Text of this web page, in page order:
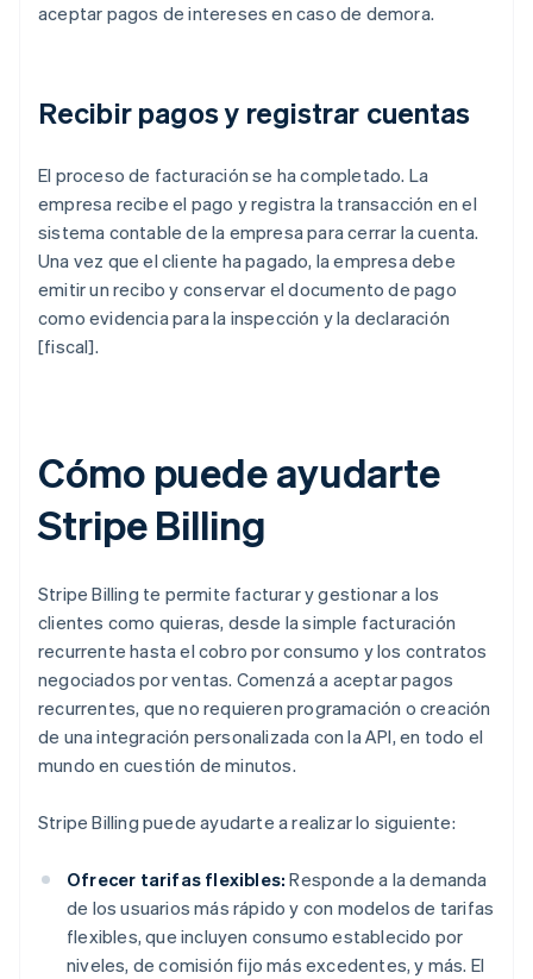
aceptar pagos de intereses en caso de demora.
Recibir pagos y registrar cuentas
El proceso de facturación se ha completado. La
empresa recibe el pago y registra la transacción en el
sistema contable de la empresa para cerrar la cuenta.
Una vez que el cliente ha pagado, la empresa debe
emitir un recibo y conservar el documento de pago
como evidencia para la inspección y la declaración
[fiscal].
Cómo puede ayudarte
Stripe Billing
Stripe Billing te permite facturar y gestionar a los
clientes como quieras, desde la simple facturación
recurrente hasta el cobro por consumo y los contratos
negociados por ventas. Comenzá a aceptar pagos
recurrentes, que no requieren programación o creación
de una integración personalizada con la API, en todo el
mundo en cuestión de minutos.
Stripe Billing puede ayudarte a realizar lo siguiente:
Ofrecer tarifas flexibles: Responde a la demanda
de los usuarios más rápido y con modelos de tarifas
flexibles, que incluyen consumo establecido por
niveles, de comisión fijo más excedentes, y más. El